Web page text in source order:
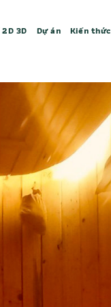
3D Dự án Kiến thức